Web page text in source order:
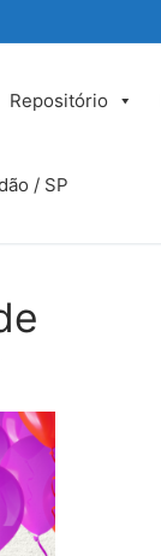
Repositório
/ SP